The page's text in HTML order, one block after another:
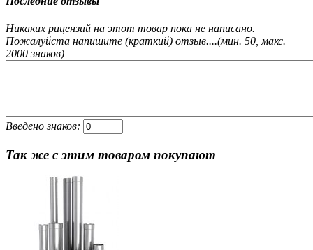
Никаких рицензий на этот товар пока не написано.
Пожалуйста напишите (краткий) отзыв....(мин. 50, макс.
2000 знаков)
Введено знаков:
Так же с этим товаром покупают